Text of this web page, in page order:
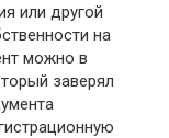
или другой
на
можно в
заверял